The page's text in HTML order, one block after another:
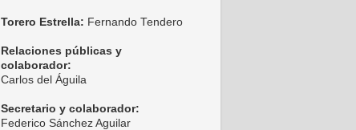
Torero Estrella: Fernando Tendero
Relaciones públicas y
colaborador:
Carlos del Águila
Secretario y colaborador:
Federico Sánchez Aguilar